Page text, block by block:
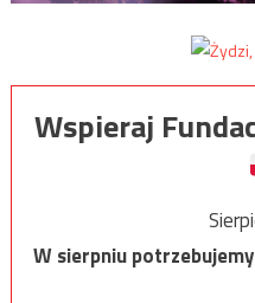
Wspieraj
W sierpniu